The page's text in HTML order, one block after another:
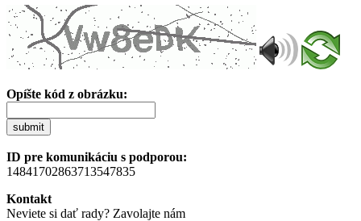
Opíšte kód z obrázku:
submit
ID pre komunikáciu s podporou:
14841702863713547835
Kontakt
Neviete si dať rady? Zavolajte nám